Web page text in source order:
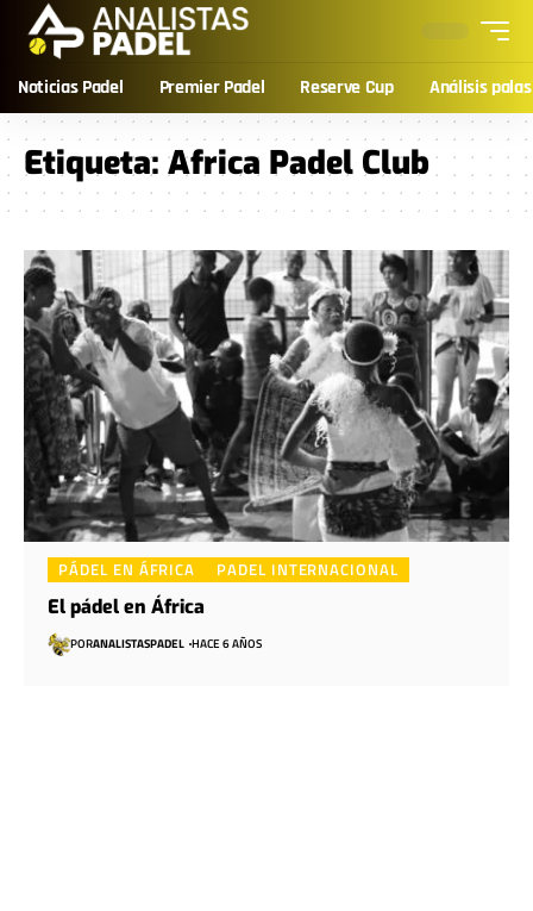
Noticias Padel Premier Padel Reserve Cup Análisis palas
Etiqueta: Africa Padel Club
PÁDEL EN ÁFRICA PADEL INTERNACIONAL
El pádel en África
PORANALISTASPADEL HACE 6 AÑOS